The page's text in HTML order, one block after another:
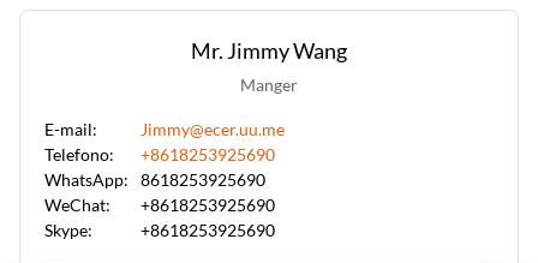
Mr. Jimmy Wang
Manger
E-mail:
Jimmy@ecer.uu.me
Telefono:
+8618253925690
WhatsApp:
8618253925690
WeChat:
+8618253925690
Skype:
+8618253925690